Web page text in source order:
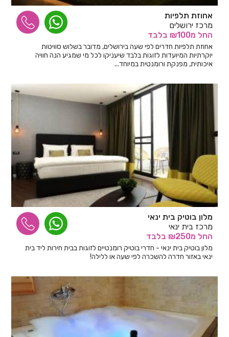
אחוזת תלפיות
מרכז ירושלים
החל מ₪100 בלבד
אחוזת תלפיות חדרים לפי שעה בירושלים, מדובר בשלוש סוויטות
יוקרתיות המיועדות לזוגות בלבד שיעניקו לכל מי שמגיע הנה חוויה
איכותית, מפנקת ורומנטית במיוחד...
מלון בוטיק בית ינאי
מרכז בית ינאי
החל מ₪250 בלבד
מלון בוטיק בית ינאי - חדרי בוטיק רומנטיים לזוגות בבית חירות ליד בית
ינאי באזור חדרה להשכרה לפי שעה או ללילה!